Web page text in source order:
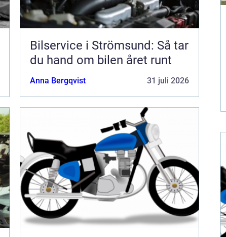
Bilservice i Strömsund: Så tar
du hand om bilen året runt
Anna Bergqvist 31 juli 2026